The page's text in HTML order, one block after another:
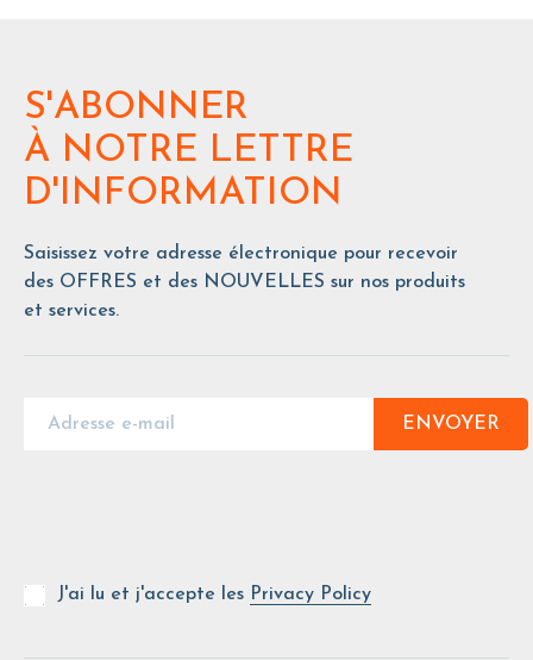
S'ABONNER
À NOTRE LETTRE
D'INFORMATION
Saisissez votre adresse électronique pour recevoir
des OFFRES et des NOUVELLES sur nos produits
et services.
ENVOYER
J'ai lu et j'accepte les Privacy Policy